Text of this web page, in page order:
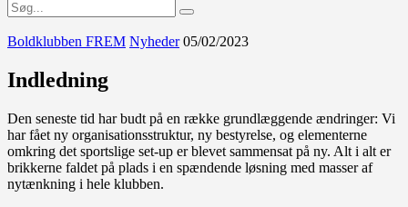
Boldklubben FREM Nyheder 05/02/2023
Indledning
Den seneste tid har budt på en række grundlæggende ændringer: Vi
har fået ny organisationsstruktur, ny bestyrelse, og elementerne
omkring det sportslige set-up er blevet sammensat på ny. Alt i alt er
brikkerne faldet på plads i en spændende løsning med masser af
nytænkning i hele klubben.